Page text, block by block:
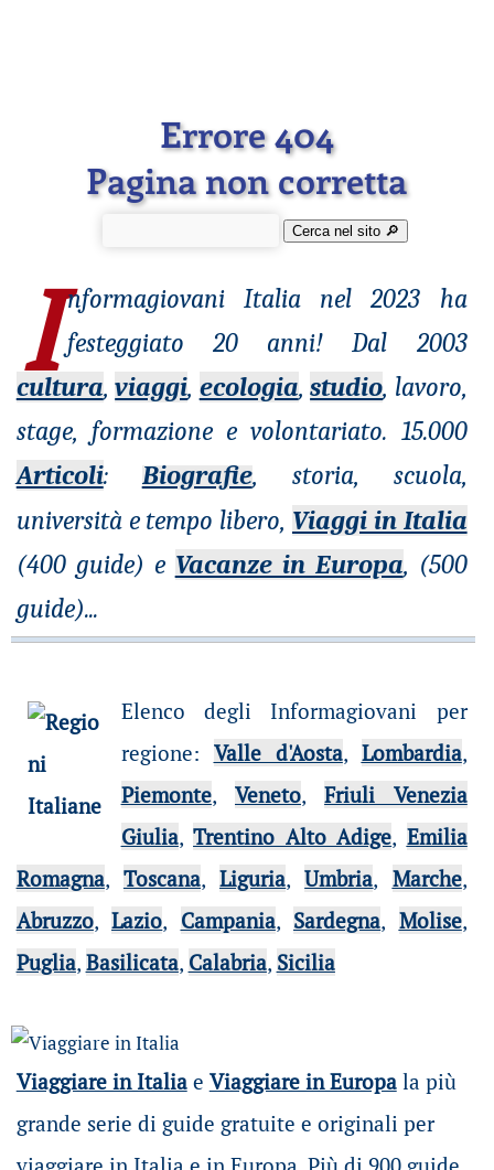
Errore 404
Pagina non corretta
Cerca nel sito 🔎︎
I nformagiovaniItalia nel 2023 ha
festeggiato 20 anni! Dal 2003
cultura,viaggi, ecologia,studio, lavoro,
stage, formazione e volontariato. 15.000
Articoli: Biografie, storia, scuola,
università e tempo libero, Viaggi in Italia
(400 guide) e Vacanze in Europa, (500
guide)...
Elenco degli Informagiovani per
regione: Valle d'Aosta, Lombardia,
Piemonte, Veneto,Friuli Venezia
Giulia,Trentino Alto Adige, Emilia
Romagna, Toscana,Liguria,Umbria, Marche,
Abruzzo,Lazio, Campania, Sardegna, Molise,
Puglia, Basilicata, Calabria, Sicilia
Viaggiare in Italiae Viaggiare in Europala più
grande serie di guide gratuite e originali per